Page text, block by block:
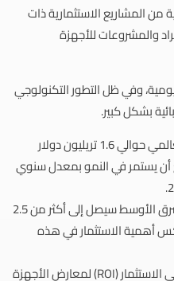
المشاريع الاستثمارية ذات
والمشروعات للأجهزة
وفي ظل التطور التكنولوجي
بشكل كبير.
بلغ حجم سوق الأجهزة الكهربائية العالمي حوالي 1.6 تريليون دولار
ومن المتوقع أن يستمر في النمو بمعدل سنوي
سوق الأجهزة المنزلية الذكية في الشرق الأوسط سيصل إلى أكثر من 2.5
عام 2025، مما يعكس أهمية الاستثمار في هذه
تشير الدراسات إلى أن معدل العائد على الاستثمار (ROI) لمعارض الأجهزة